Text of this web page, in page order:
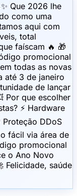
Que 2026 lhe
como uma
aqui com
total
faíscam 🔥 🎁
promocional
todas as novas
até 3 de janeiro
de lançar
Por que escolher
⚡️ Hardware
DDoS
fácil via área de
promocional
o Ano Novo
Felicidade, saúde